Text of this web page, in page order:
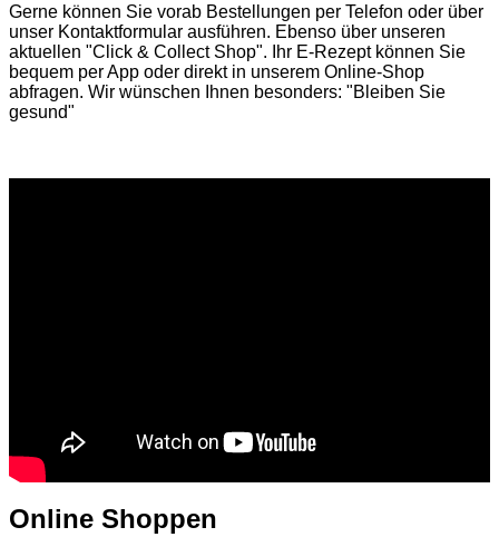
Gerne können Sie vorab Bestellungen per Telefon oder über
unser Kontaktformular ausführen. Ebenso über unseren
aktuellen "Click & Collect Shop". Ihr E-Rezept können Sie
bequem per App oder direkt in unserem Online-Shop
abfragen. Wir wünschen Ihnen besonders: "Bleiben Sie
gesund"
Online Shoppen